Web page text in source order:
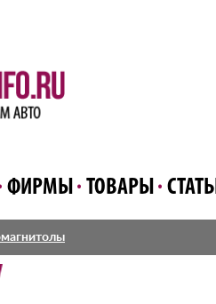
ФИРМЫ ТОВАРЫ